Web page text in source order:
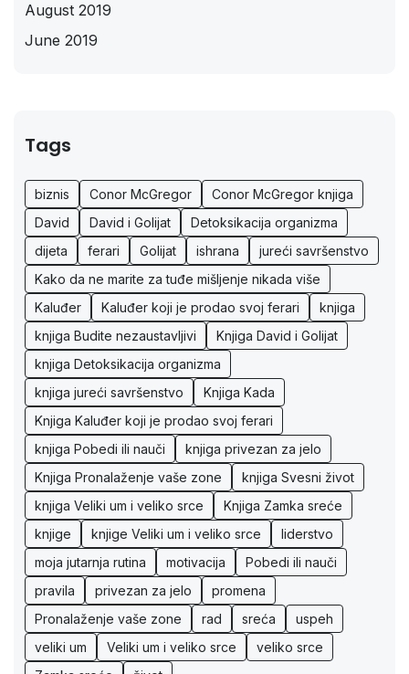
August 2019
June 2019
Tags
biznis Conor McGregor
Conor McGregor knjiga
David
David i Golijat
Detoksikacija organizma
dijeta
ferari Golijat ishrana
jureći savršenstvo
Kako da ne marite za tuđe mišljenje nikada više
Kaluđer
Kaluđer koji je prodao svoj ferari
knjiga
knjiga Budite nezaustavljivi
Knjiga David i Golijat
knjiga Detoksikacija organizma
knjiga jureći savršenstvo
Knjiga Kada
Knjiga Kaluđer koji je prodao svoj ferari
knjiga Pobedi ili nauči
knjiga privezan za jelo
Knjiga Pronalaženje vaše zone
knjiga Svesni život
knjiga Veliki um i veliko srce
Knjiga Zamka sreće
knjige
knjige Veliki um i veliko srce
liderstvo
moja jutarnja rutina
motivacija
Pobedi ili nauči
pravila
privezan za jelo
promena
Pronalaženje vaše zone
rad sreća
uspeh
veliki um
Veliki um i veliko srce
veliko srce